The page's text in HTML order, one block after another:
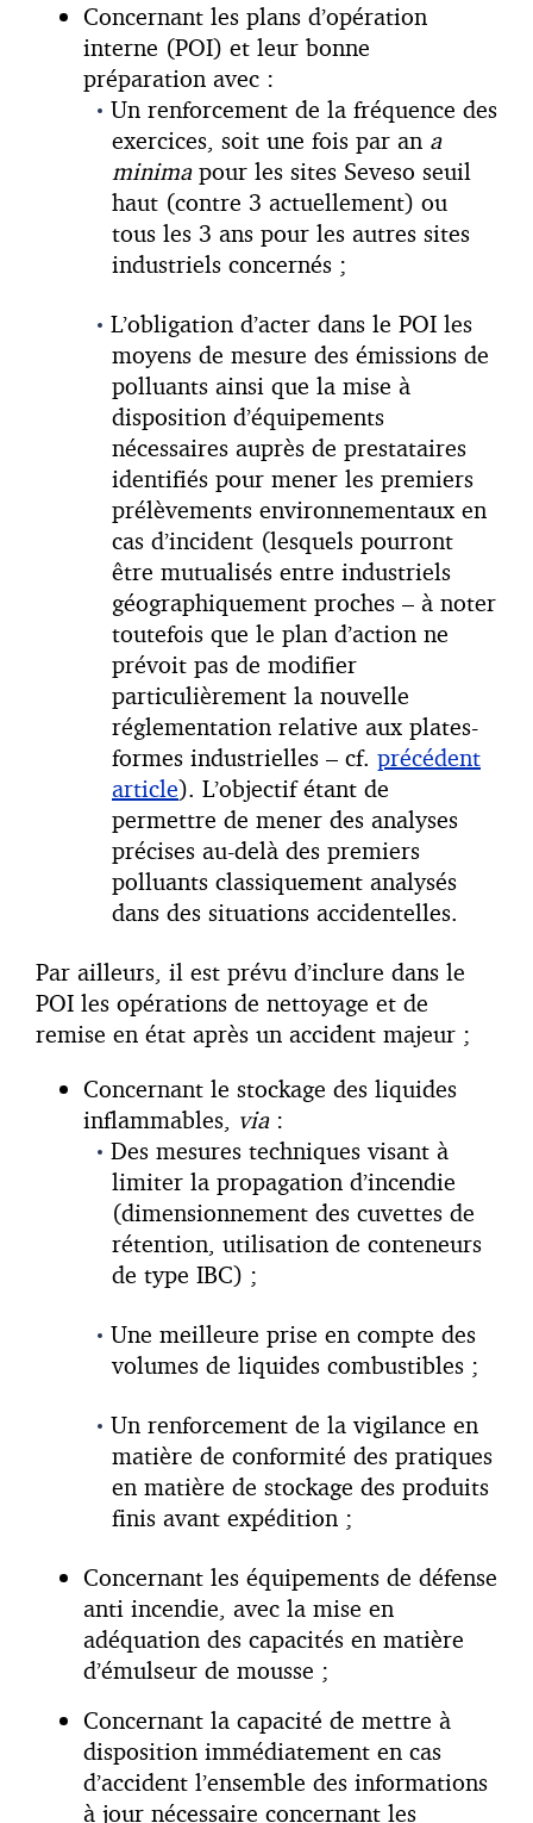
Concernant les plans d’opération
interne (POI) et leur bonne
préparation avec :
Un renforcement de la fréquence des
exercices, soit une fois par an a
minimapour les sites Seveso seuil
haut (contre 3 actuellement) ou
tous les 3 ans pour les autres sites
industriels concernés ;
L’obligation d’acter dans le POI les
moyens de mesure des émissions de
polluants ainsi que la mise à
disposition d’équipements
nécessaires auprès de prestataires
identifiés pour mener les premiers
prélèvements environnementaux en
cas d’incident (lesquels pourront
être mutualisés entre industriels
géographiquement proches – à noter
toutefois que le plan d’action ne
prévoit pas de modifier
particulièrement la nouvelle
réglementation relative aux plates-
formes industrielles – cf. précédent
article). L’objectif étant de
permettre de mener des analyses
précises au-delà des premiers
polluants classiquement analysés
dans des situations accidentelles.
Par ailleurs, il est prévu d’inclure dans le
POI les opérations de nettoyage et de
remise en état après un accident majeur ;
Concernant le stockage des liquides
inflammables, via:
Des mesures techniques visant à
limiter la propagation d’incendie
(dimensionnement des cuvettes de
rétention, utilisation de conteneurs
de type IBC) ;
Une meilleure prise en compte des
volumes de liquides combustibles ;
Un renforcement de la vigilance en
matière de conformité des pratiques
en matière de stockage des produits
finis avant expédition ;
Concernant les équipements de défense
anti incendie, avec la mise en
adéquation des capacités en matière
d’émulseur de mousse ;
Concernant la capacité de mettre à
disposition immédiatement en cas
d’accident l’ensemble des informations
à jour nécessaire concernant les